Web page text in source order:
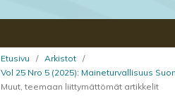
Etusivu / Arkistot /
Vol 25 Nro 5 (2025): Maineturvallisuus
Muut, teemaan liittymättömät artikkelit